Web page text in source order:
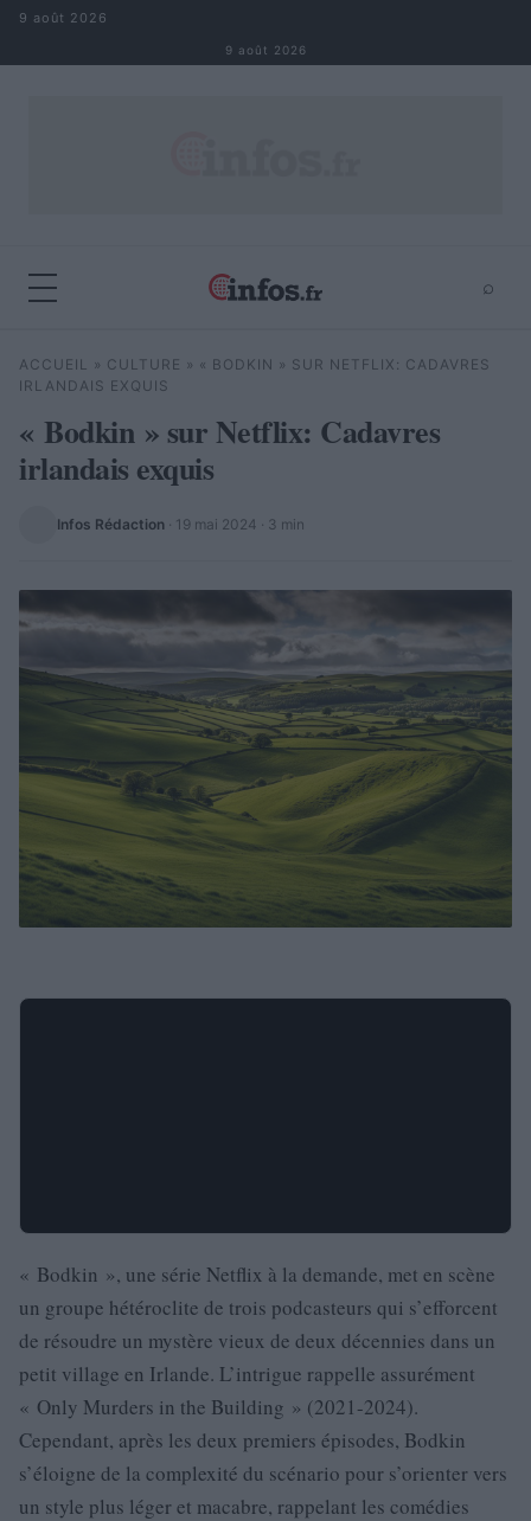
Aller au contenu
9 août 2026
9 août 2026
⌕
Rechercher ⌕ ×
ACCUEIL » CULTURE » « BODKIN » SUR NETFLIX: CADAVRES
IRLANDAIS EXQUIS
« Bodkin » sur Netflix: Cadavres
irlandais exquis
Infos Rédaction · 19 mai 2024 · 3 min
« Bodkin », une série Netflix à la demande, met en scène
un groupe hétéroclite de trois podcasteurs qui s’efforcent
de résoudre un mystère vieux de deux décennies dans un
petit village en Irlande. L’intrigue rappelle assurément
« Only Murders in the Building » (2021-2024).
Cependant, après les deux premiers épisodes, Bodkin
s’éloigne de la complexité du scénario pour s’orienter vers
un style plus léger et macabre, rappelant les comédies